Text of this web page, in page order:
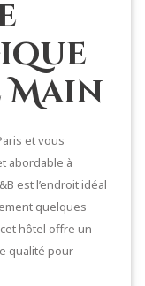
Main
et vous
abordable à
est l’endroit idéal
quelques
hôtel offre un
qualité pour